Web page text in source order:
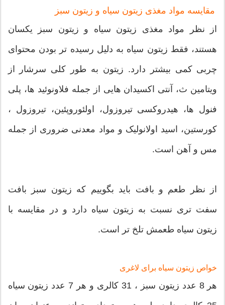
مقایسه مواد مغذی زیتون سیاه و زیتون سبز
از نظر مواد مغذی زیتون سیاه و زیتون سبز یکسان
هستند، فقط زیتون سیاه به دلیل رسیده تر بودن محتوای
چربی کمی بیشتر دارد. زیتون به طور کلی سرشار از
ویتامین ث، آنتی اکسیدان هایی از جمله فلاونوئید ها، پلی
فنول ها، هیدروکسی تیروزول، اولئوروپئین، تیروزول ،
کورستین، اسید اولانولیک و مواد معدنی ضروری از جمله
مس و آهن است.
از نظر طعم و بافت باید بگوییم که زیتون سبز بافت
سفت تری نسبت به زیتون سیاه دارد و در مقایسه با
زیتون سیاه طعمش تلخ تر است.
خواص زیتون سیاه برای لاغری
هر 8 عدد زیتون سبز ، 31 کالری و هر 7 عدد زیتون سیاه